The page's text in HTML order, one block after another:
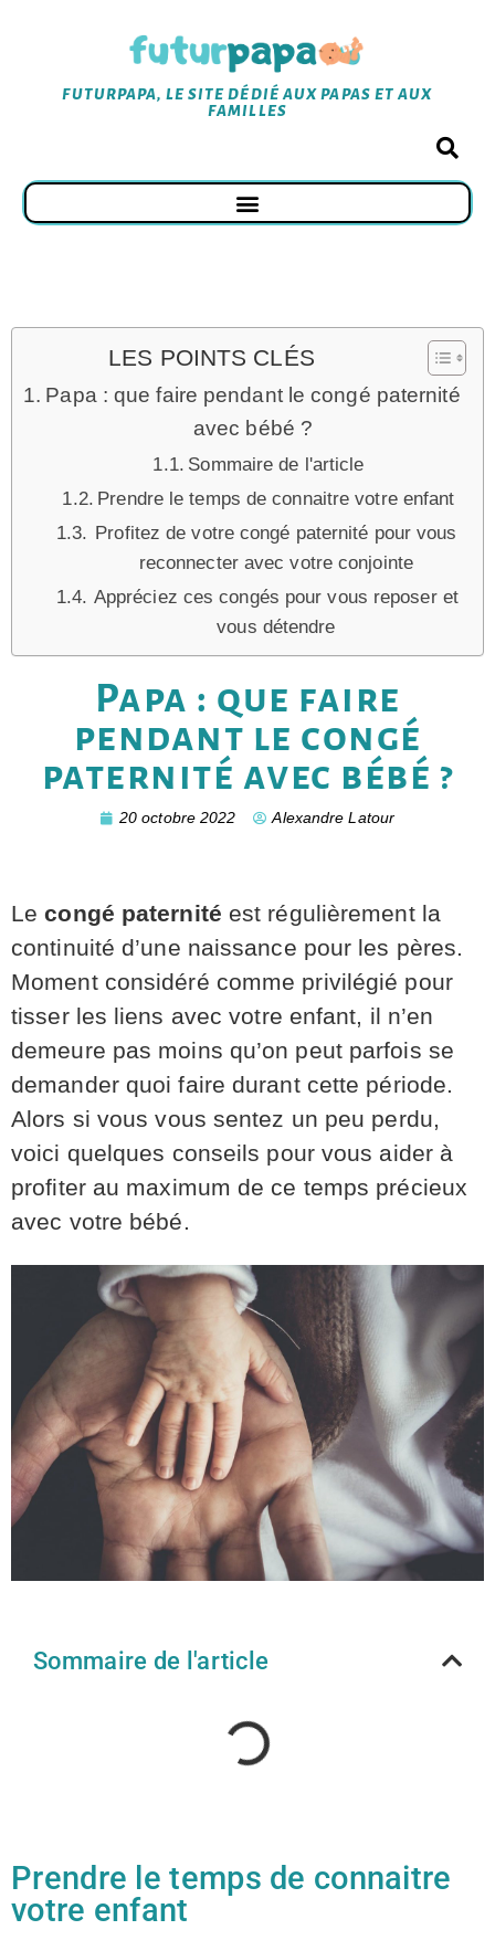
FUTURPAPA, LE SITE DÉDIÉ AUX PAPAS ET AUX
FAMILLES
LES POINTS CLÉS
Papa : que faire pendant le congé paternité
avec bébé ?
Sommaire de l'article
Prendre le temps de connaitre votre enfant
Profitez de votre congé paternité pour vous
reconnecter avec votre conjointe
Appréciez ces congés pour vous reposer et
vous détendre
Papa : que faire
pendant le congé
paternité avec bébé ?
20 octobre 2022 Alexandre Latour
Lecongé paternité est régulièrement la
continuité d’une naissance pour les pères.
Moment considéré comme privilégié pour
tisser les liens avec votre enfant, il n’en
demeure pas moins qu’on peut parfois se
demander quoi faire durant cette période.
Alors si vous vous sentez un peu perdu,
voici quelques conseils pour vous aider à
profiter au maximum de ce temps précieux
avec votre bébé.
Sommaire de l'article
Prendre le temps de connaitre
votre enfant